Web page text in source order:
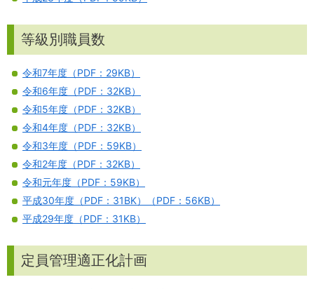
等級別職員数
令和7年度（PDF：29KB）
令和6年度（PDF：32KB）
令和5年度（PDF：32KB）
令和4年度（PDF：32KB）
令和3年度（PDF：59KB）
令和2年度（PDF：32KB）
令和元年度（PDF：59KB）
平成30年度（PDF：31BK）（PDF：56KB）
平成29年度（PDF：31KB）
定員管理適正化計画